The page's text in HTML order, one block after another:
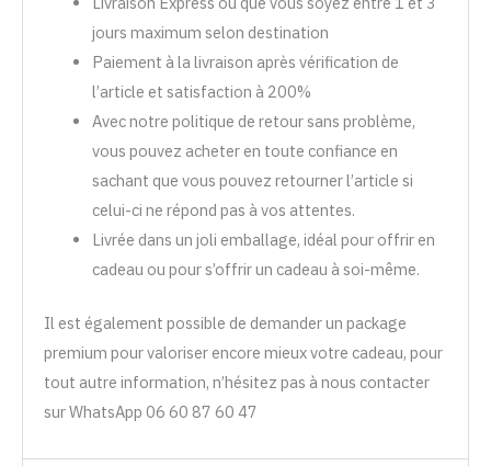
jours maximum selon destination
Paiement à la livraison après vérification de
l’article et satisfaction à 200%
Avec notre politique de retour sans problème,
vous pouvez acheter en toute confiance en
sachant que vous pouvez retourner l’article si
celui-ci ne répond pas à vos attentes.
Livrée dans un joli emballage, idéal pour offrir en
cadeau ou pour s’offrir un cadeau à soi-même.
Il est également possible de demander un package
premium pour valoriser encore mieux votre cadeau, pour
tout autre information, n’hésitez pas à nous contacter
sur WhatsApp 06 60 87 60 47